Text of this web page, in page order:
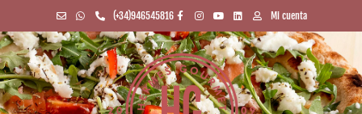
(+34)946545816 Mi cuenta